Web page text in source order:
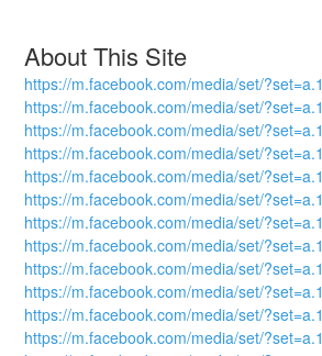
About This Site
https://m.facebook.com/media/set/
https://m.facebook.com/media/set/
https://m.facebook.com/media/set/
https://m.facebook.com/media/set/
https://m.facebook.com/media/set/
https://m.facebook.com/media/set/
https://m.facebook.com/media/set/
https://m.facebook.com/media/set/
https://m.facebook.com/media/set/
https://m.facebook.com/media/set/
https://m.facebook.com/media/set/
https://m.facebook.com/media/set/